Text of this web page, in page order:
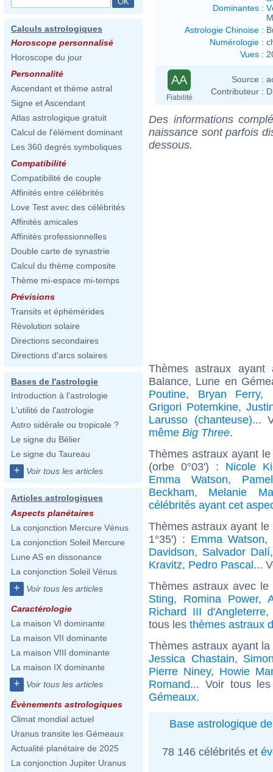
Calculs astrologiques
Horoscope personnalisé
Horoscope du jour
Personnalité
Ascendant et thème astral
Signe et Ascendant
Atlas astrologique gratuit
Calcul de l'élément dominant
Les 360 degrés symboliques
Compatibilité
Compatibilité de couple
Affinités entre célébrités
Love Test avec des célébrités
Affinités amicales
Affinités professionnelles
Double carte de synastrie
Calcul du thème composite
Thème mi-espace mi-temps
Prévisions
Transits et éphémérides
Révolution solaire
Directions secondaires
Directions d'arcs solaires
Bases de l'astrologie
Introduction à l'astrologie
L'utilité de l'astrologie
Astro sidérale ou tropicale ?
Le signe du Bélier
Le signe du Taureau
+ Voir tous les articles
Articles astrologiques
Aspects planétaires
La conjonction Mercure Vénus
La conjonction Soleil Mercure
Lune AS en dissonance
La conjonction Soleil Vénus
+ Voir tous les articles
Caractérologie
La maison VI dominante
La maison VII dominante
La maison VIII dominante
La maison IX dominante
+ Voir tous les articles
Évènements astrologiques
Climat mondial actuel
Uranus transite les Gémeaux
Actualité planétaire de 2025
La conjonction Jupiter Uranus
Dominantes :
Astrologie Chinoise :
Numérologie :
Vues :
AA
Fiabilité
Source :
Contributeur :
Des informations
naissance sont parfois
dessous.
Thèmes astraux
Balance, Lune en
Poutine, Bryan Ferry,
Grigori Potemkine,
Larusso (chanteuse)...
même Big Three.
Thèmes astraux ayant
(orbe 0°03') : Nicole
Emma Watson,
Beckham, Melanie
célébrités ayant cet
Thèmes astraux ayant
1°35') : Emma Watson,
Davidson, Salvador Dalí
Kravitz, Pedro Pascal...
Thèmes astraux avec
Sting, Romina Power,
Richard III d'Angleterre
tous les thèmes astraux
Thèmes astraux ayant
Jessica Chastain,
Pierre Niney, Howie
Romand... Voir tous
Gémeaux.
Base astrologique
78 146 célébrités et